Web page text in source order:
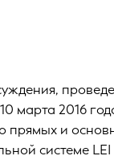
10 марта 2016
прямых и
системе LEI